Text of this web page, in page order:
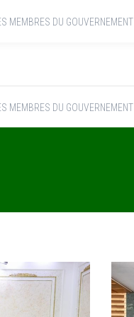
MEMBRES DU GOUVERNEMENT
MEMBRES DU GOUVERNEMENT